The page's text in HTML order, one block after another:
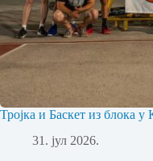
Тројка и Баскет из блока
31. јул 2026.